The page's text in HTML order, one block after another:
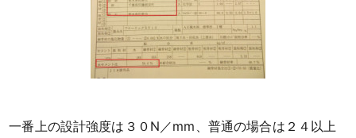
一番上の設計強度は３０N／mm、普通の場合は２４以上